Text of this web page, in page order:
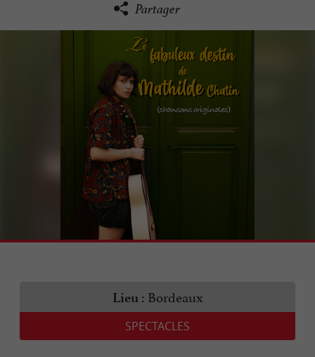
Partager
Lieu : Bordeaux
SPECTACLES